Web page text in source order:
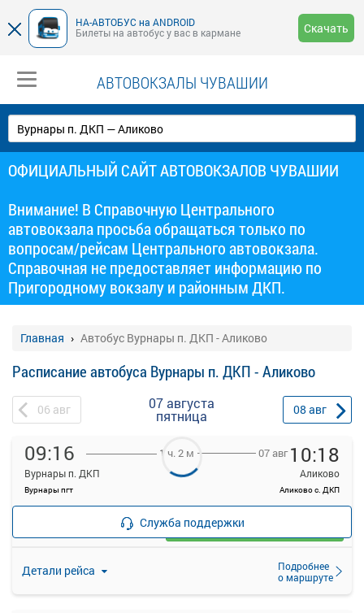
НА-АВТОБУС на ANDROID
Билеты на автобус у вас в кармане
Скачать
АВТОВОКЗАЛЫ ЧУВАШИИ
ОФИЦИАЛЬНЫЙ САЙТ АВТОВОКЗАЛОВ ЧУВАШИИ
Внимание! В Справочную Центрального
автовокзала просьба обращаться только по
вопросам/рейсам Центрального автовокзала.
Справочная не предоставляет информацию по
Пригородному вокзалу и районным ДКП.
Главная Автобус Вурнары п. ДКП - Аликово
Расписание автобуса Вурнары п. ДКП - Аликово
06 авг 07 августа
пятница 08 авг
09:16
Вурнары п. ДКП
Вурнары пгт
1 ч. 2 м 07 авг 10:18
Аликово
Аликово с. ДКП
Детали рейса
Подробнее
о маршруте
—
Загрузить цену
Служба поддержки